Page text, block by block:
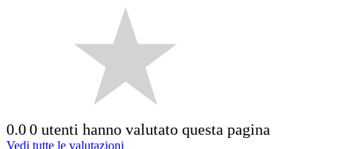
0.00 utenti hanno valutato questa pagina
Vedi tutte le valutazioni